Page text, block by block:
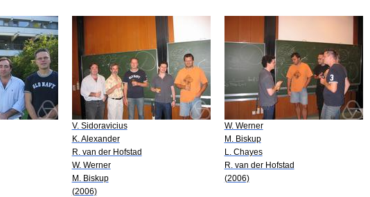
V. Sidoravicius
K. Alexander
R. van der Hofstad
W. Werner
M. Biskup
(2006)
W. Werner
M. Biskup
L. Chayes
R. van der Hofstad
(2006)